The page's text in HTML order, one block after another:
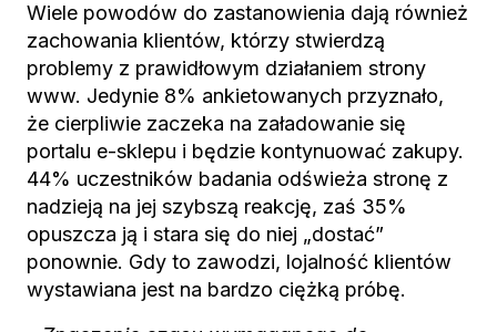
Wiele powodów do zastanowienia dają również
zachowania klientów, którzy stwierdzą
problemy z prawidłowym działaniem strony
www. Jedynie 8% ankietowanych przyznało,
że cierpliwie zaczeka na załadowanie się
portalu e-sklepu i będzie kontynuować zakupy.
44% uczestników badania odświeża stronę z
nadzieją na jej szybszą reakcję, zaś 35%
opuszcza ją i stara się do niej „dostać”
ponownie. Gdy to zawodzi, lojalność klientów
wystawiana jest na bardzo ciężką próbę.